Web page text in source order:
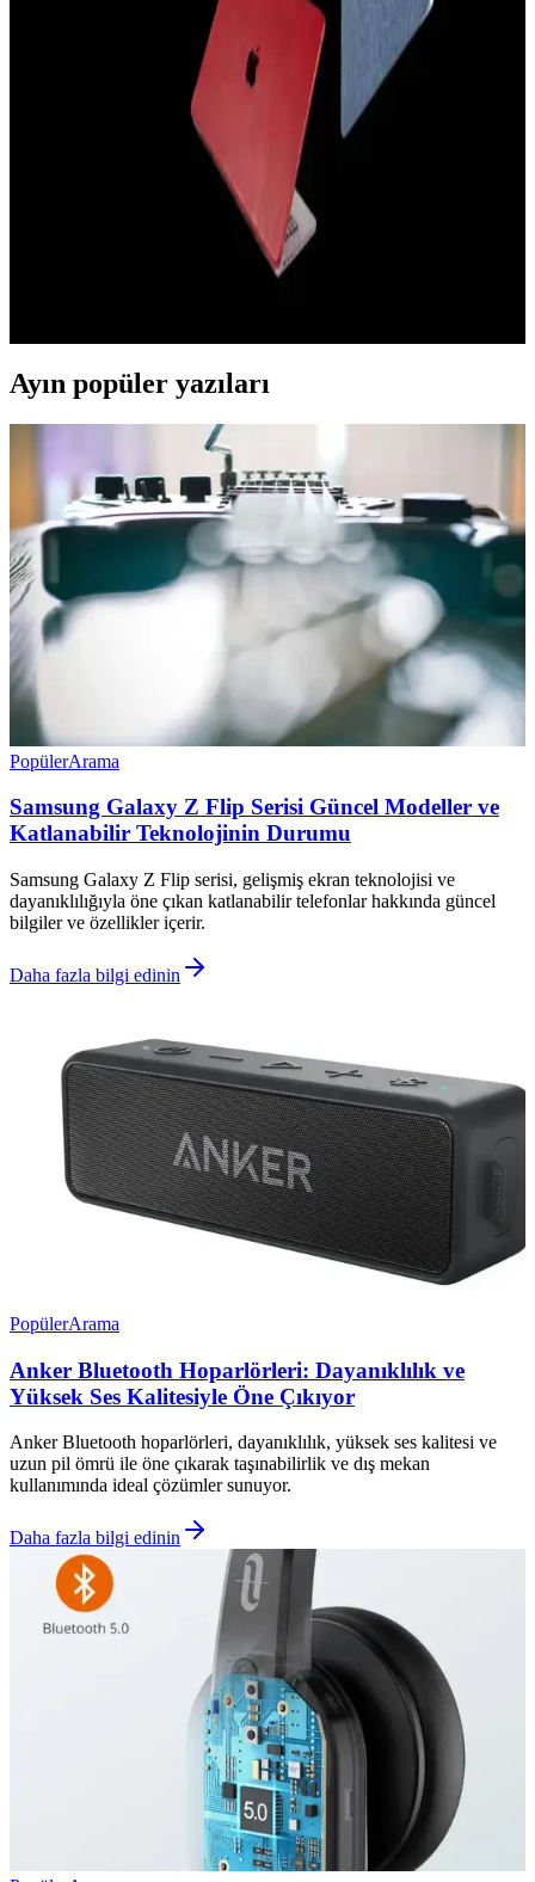
iPhone 15 Pro Kamera Koruma Kılıfları: Tasarım
iPhone 15 Pro için tasarlanan kamera koruma kılıfları, lensleri
çizilmelere ve darbelere karşı korurken, hafif ve estetik yapısıyla
kullanım kolaylığı sağlar.
Elektronik Cihazlar İçin En İyi Kılıf Seçenekleri ve
Koruma Özellikleri Rehberi
Elektronik cihazların güvenliği ve estetiği için doğru kılıf seçimi
önemlidir. Bu rehberde, çeşitli materyaller ve koruma özellikleri
Ayın popüler yazıları
PopülerArama
Samsung Galaxy Z Flip Serisi Güncel Modeller ve
Katlanabilir Teknolojinin Durumu
Samsung Galaxy Z Flip serisi, gelişmiş ekran teknolojisi ve
dayanıklılığıyla öne çıkan katlanabilir telefonlar hakkında güncel
bilgiler ve özellikler içerir.
Daha fazla bilgi edinin
PopülerArama
Anker Bluetooth Hoparlörleri: Dayanıklılık ve
Yüksek Ses Kalitesiyle Öne Çıkıyor
Anker Bluetooth hoparlörleri, dayanıklılık, yüksek ses kalitesi ve
uzun pil ömrü ile öne çıkarak taşınabilirlik ve dış mekan
kullanımında ideal çözümler sunuyor.
Daha fazla bilgi edinin